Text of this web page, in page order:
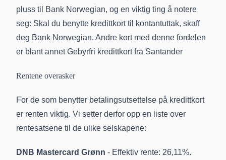
pluss til Bank Norwegian, og en viktig ting å notere
seg: Skal du benytte kredittkort til kontantuttak, skaff
deg Bank Norwegian. Andre kort med denne fordelen
er blant annetGebyrfri kredittkort fra Santander
Rentene overasker
For de som benytter betalingsutsettelse på kredittkort
er renten viktig. Vi setter derfor opp en liste over
rentesatsene til de ulike selskapene:
DNB Mastercard Grønn - Effektiv rente: 26,11%.